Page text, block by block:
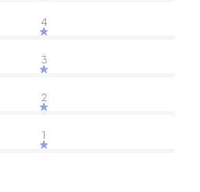
4
3
2
1